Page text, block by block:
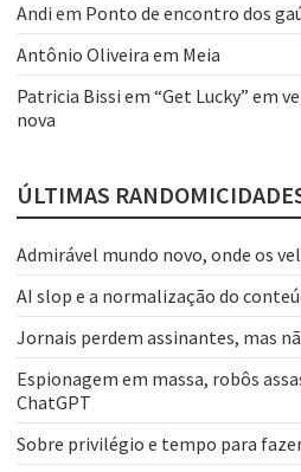
Andi em Ponto de encontro dos
Antônio Oliveira em Meia
Patricia Bissi em “Get Lucky” em
nova
ÚLTIMAS
Admirável mundo novo, onde os
AI slop e a normalização do
Jornais perdem assinantes, mas
Espionagem em massa, robôs
ChatGPT
Sobre privilégio e tempo para